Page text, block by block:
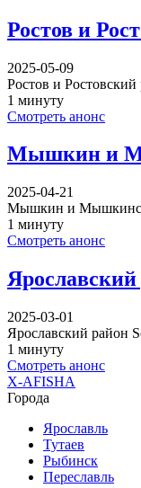
Ростов и
2025-05-09
Ростов и
1 минуту
Смотреть анонс
Мышкин и
2025-04-21
Мышкин и
1 минуту
Смотреть анонс
2025-03-01
Ярославский район
1 минуту
Смотреть анонс
X-AFISHA
Города
Ярославль
Тутаев
Рыбинск
Переславль